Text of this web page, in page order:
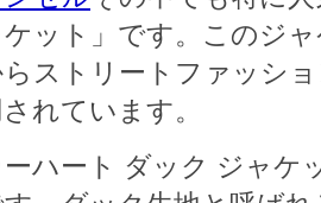
ケット」です。このジ
ストリートファッシ
れています。
ーハート ダック ジャケ